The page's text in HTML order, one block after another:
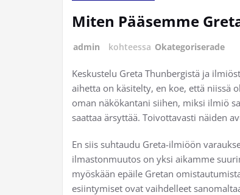
Miten Pääsemme
admin kohteessa Okategoriserade
Keskustelu Greta Thunbergistä ja
aihetta on käsitelty, en koe, että niissä
oman näkökantani siihen, miksi ilmiö
saattaa ärsyttää. Toivottavasti näiden
En siis suhtaudu Greta-ilmiöön
ilmastonmuutos on yksi aikamme
myöskään epäile Gretan
esiintymiset ovat vaihdelleet